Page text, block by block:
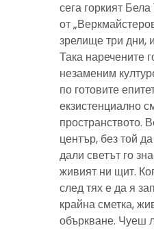
сега горкият
от
зрелище три дни,
Така наречените
незаменим
по готовите
екзистенциално
пространството.
център, без той
дали светът го
живият ни щит.
след тях е да я
крайна сметка,
объркване. Чуеш